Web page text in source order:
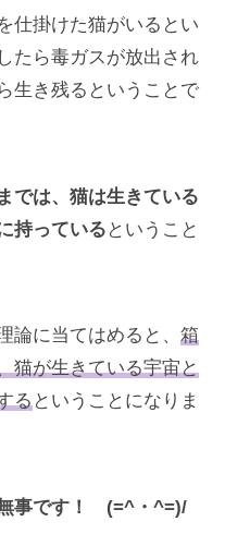
仕掛けた猫がいるとい
たら毒ガスが放出され
生き残るということで
では、猫は生きている
持っている ということ
論に当てはめると、 箱
猫が生きている宇宙と
るということになりま
事です！ (=^・^=)/